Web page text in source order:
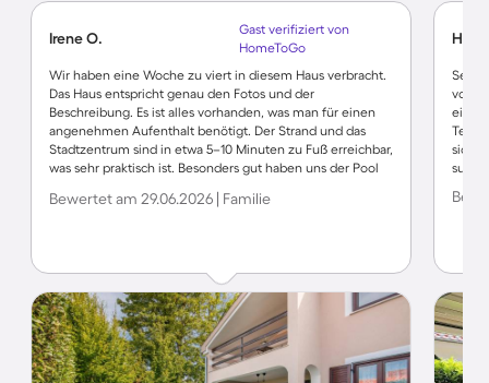
Irene O.
Gast verifiziert von
HomeToGo
Wir haben eine Woche zu viert in diesem Haus verbracht.
Das Haus entspricht genau den Fotos und der
Beschreibung. Es ist alles vorhanden, was man für einen
angenehmen Aufenthalt benötigt. Der Strand und das
Stadtzentrum sind in etwa 5–10 Minuten zu Fuß erreichbar,
was sehr praktisch ist. Besonders gut haben uns der Pool
angenehmer gemacht. Falls es kleine Probleme gab,
jeden Fall weiterempfehlen.
Bewertet am 29.06.2026 | Familie
Hans
Sehr
sich